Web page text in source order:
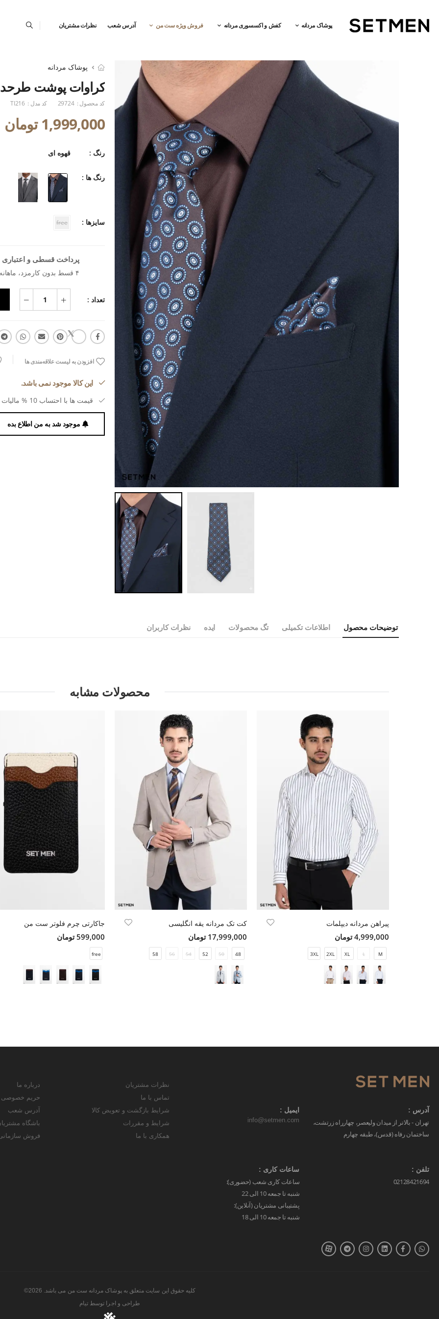
پوشاک مردانه کفش و اکسسوری مردانه فروش ویژه ست من آدرس شعب نظرات مشتریان
پوشاک مردانه
کراوات پوشت
کد محصول : 29724 کد مدل : TI216
1,999,000 تومان
رنگ : قهوه ای
رنگ ها :
سایزها : free
پرداخت قسطی و اعتباری
۴ قسط بدون کارمزد، ماهانه ۴۵۴٬۳۱۸ تومان
تعداد :
افزودن به لیست علاقه‌مندی ها
این کالا موجود نمی باشد.
قیمت ها با احتساب 10 % مالیات بر ارزش افزوده می باشد.
موجود شد به من اطلاع بده
توضیحات محصول اطلاعات تکمیلی تگ محصولات ایده نظرات کاربران
محصولات مشابه
پیراهن مردانه دیپلمات
4,999,000 تومان
M
L
XL
2XL
3XL
کت تک مردانه یقه انگلیسی
17,999,000 تومان
48
50
52
54
56
58
جاکارتی چرم فلوتر ست من
599,000 تومان
free
آدرس :
تهران - بالاتر از میدان ولیعصر، چهارراه زرتشت،
ساختمان رفاه (قدس)، طبقه چهارم
ایمیل :
info@setmen.com
تلفن :
02128421694
ساعات کاری :
ساعات کاری شعب (حضوری):
شنبه تا جمعه 10 الی 22
پشتیبانی مشتریان (آنلاین):
شنبه تا جمعه 10 الی 18
نظرات مشتریان
تماس با ما
شرایط بازگشت و تعویض کالا
شرایط و مقررات
همکاری با ما
درباره ما
حریم خصوصی
آدرس شعب
باشگاه
فروش
کلیه حقوق این سایت متعلق به پوشاک مردانه ست من می باشد. 2026©
طراحی و اجرا توسط تیام